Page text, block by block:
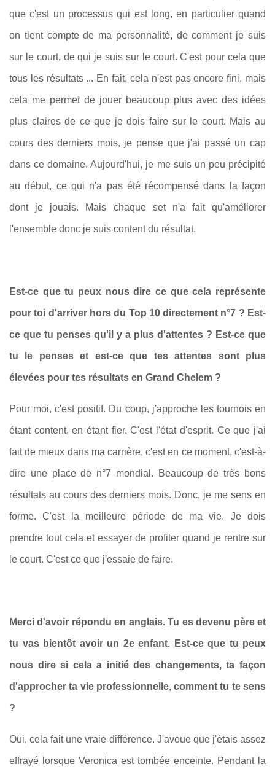
que c'est un processus qui est long, en particulier quand
on tient compte de ma personnalité, de comment je suis
sur le court, de qui je suis sur le court. C'est pour cela que
tous les résultats ... En fait, cela n'est pas encore fini, mais
cela me permet de jouer beaucoup plus avec des idées
plus claires de ce que je dois faire sur le court. Mais au
cours des derniers mois, je pense que j'ai passé un cap
dans ce domaine. Aujourd'hui, je me suis un peu précipité
au début, ce qui n'a pas été récompensé dans la façon
dont je jouais. Mais chaque set n'a fait qu'améliorer
l'ensemble donc je suis content du résultat.
Est-ce que tu peux nous dire ce que cela représente
pour toi d'arriver hors du Top 10 directement n°7 ? Est-
ce que tu penses qu'il y a plus d'attentes ? Est-ce que
tu le penses et est-ce que tes attentes sont plus
élevées pour tes résultats en Grand Chelem ?
Pour moi, c'est positif. Du coup, j'approche les tournois en
étant content, en étant fier. C'est l'état d'esprit. Ce que j'ai
fait de mieux dans ma carrière, c'est en ce moment, c'est-à-
dire une place de n°7 mondial. Beaucoup de très bons
résultats au cours des derniers mois. Donc, je me sens en
forme. C'est la meilleure période de ma vie. Je dois
prendre tout cela et essayer de profiter quand je rentre sur
le court. C'est ce que j'essaie de faire.
Merci d'avoir répondu en anglais. Tu es devenu père et
tu vas bientôt avoir un 2e enfant. Est-ce que tu peux
nous dire si cela a initié des changements, ta façon
d'approcher ta vie professionnelle, comment tu te sens
?
Oui, cela fait une vraie différence. J'avoue que j'étais assez
effrayé lorsque Veronica est tombée enceinte. Pendant la